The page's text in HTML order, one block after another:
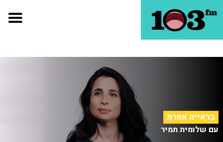
בראייה אחרת
עם שלומית תמיר